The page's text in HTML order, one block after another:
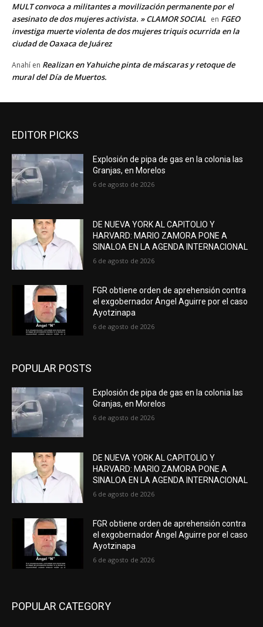
MULT convoca a militantes a movilización permanente por el
asesinato de dos mujeres activista. » CLAMOR SOCIAL en FGEO
investiga muerte violenta de dos mujeres triquis ocurrida en la
ciudad de Oaxaca de Juárez
Anahí en Realizan en Yahuiche pinta de máscaras y retoque de
mural del Día de Muertos.
EDITOR PICKS
Explosión de pipa de gas en la colonia las
Granjas, en Morelos
6 de agosto de 2026
DE NUEVA YORK AL CAPITOLIO Y
HARVARD: MARIO ZAMORA PONE A
SINALOA EN LA AGENDA INTERNACIONAL
6 de agosto de 2026
FGR obtiene orden de aprehensión contra
el exgobernador Ángel Aguirre por el caso
Ayotzinapa
6 de agosto de 2026
POPULAR POSTS
Explosión de pipa de gas en la colonia las
Granjas, en Morelos
6 de agosto de 2026
DE NUEVA YORK AL CAPITOLIO Y
HARVARD: MARIO ZAMORA PONE A
SINALOA EN LA AGENDA INTERNACIONAL
6 de agosto de 2026
FGR obtiene orden de aprehensión contra
el exgobernador Ángel Aguirre por el caso
Ayotzinapa
6 de agosto de 2026
POPULAR CATEGORY